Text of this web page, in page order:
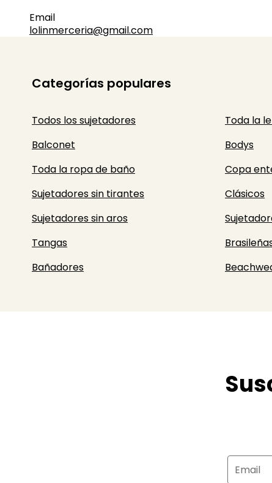
Email
lolinmerceria@gmail.com
Categorías populares
Todos los sujetadores Toda la
Balconet
Bodys
Toda la ropa de baño
Copa
Sujetadores sin tirantes
Clásicos
Sujetadores sin aros
Tangas
Bañadores
Email